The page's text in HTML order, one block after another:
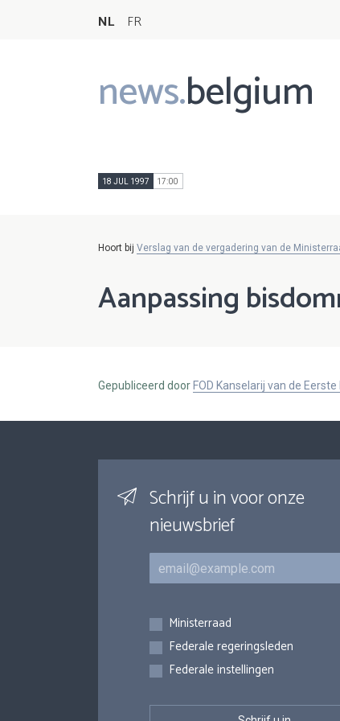
NL FR
news.belgium
Main
navigation
18 JUL 1997 17:00
Hoort bij Verslag van de vergadering van de
Aanpassing
Gepubliceerd door FOD Kanselarij van de
Schrijf u in voor onze
nieuwsbrief
E-mail
Inschrijvingen
Ministerraad
Federale regeringsleden
Federale instellingen